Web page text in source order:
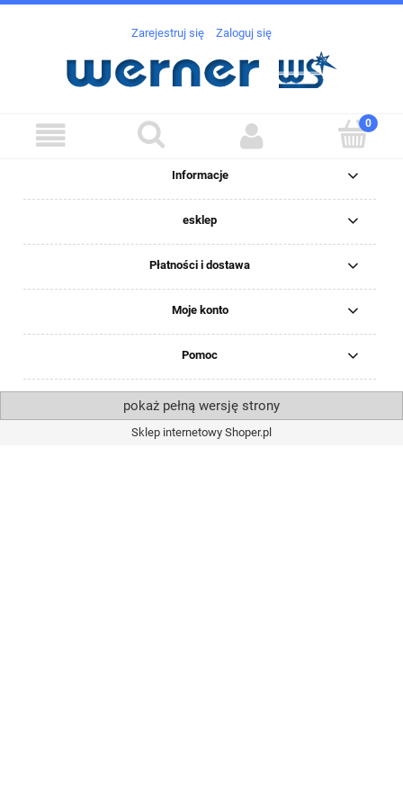
Zarejestruj się Zaloguj się
Informacje
esklep
Płatności i dostawa
Moje konto
Pomoc
pokaż pełną wersję strony
Sklep internetowy Shoper.pl